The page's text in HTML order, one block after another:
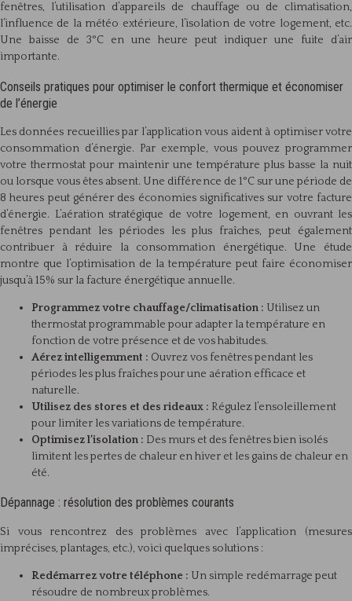
fenêtres, l’utilisation d’appareils de chauffage ou de climatisation,
l’influence de la météo extérieure, l’isolation de votre logement, etc.
Une baisse de 3°C en une heure peut indiquer une fuite d’air
importante.
Conseils pratiques pour optimiser le confort thermique et économiser
de l’énergie
Les données recueillies par l’application vous aident à optimiser votre
consommation d’énergie. Par exemple, vous pouvez programmer
votre thermostat pour maintenir une température plus basse la nuit
ou lorsque vous êtes absent. Une différence de 1°C sur une période de
8 heures peut générer des économies significatives sur votre facture
d’énergie. L’aération stratégique de votre logement, en ouvrant les
fenêtres pendant les périodes les plus fraîches, peut également
contribuer à réduire la consommation énergétique. Une étude
montre que l’optimisation de la température peut faire économiser
jusqu’à 15% sur la facture énergétique annuelle.
Programmez votre chauffage/climatisation : Utilisez un
thermostat programmable pour adapter la température en
fonction de votre présence et de vos habitudes.
Aérez intelligemment : Ouvrez vos fenêtres pendant les
périodes les plus fraîches pour une aération efficace et
naturelle.
Utilisez des stores et des rideaux : Régulez l’ensoleillement
pour limiter les variations de température.
Optimisez l’isolation : Des murs et des fenêtres bien isolés
limitent les pertes de chaleur en hiver et les gains de chaleur en
été.
Dépannage : résolution des problèmes courants
Si vous rencontrez des problèmes avec l’application (mesures
imprécises, plantages, etc.), voici quelques solutions :
Redémarrez votre téléphone : Un simple redémarrage peut
résoudre de nombreux problèmes.